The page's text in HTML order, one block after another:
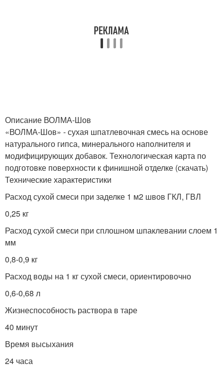
Описание ВОЛМА-Шов
«ВОЛМА-Шов» - сухая шпатлевочная смесь на основе
натурального гипса, минерального наполнителя и
модифицирующих добавок. Технологическая карта по
подготовке поверхности к финишной отделке (скачать)
Технические характеристики
Расход сухой смеси при заделке 1 м2 швов ГКЛ, ГВЛ
0,25 кг
Расход сухой смеси при сплошном шпаклевании слоем 1
мм
0,8-0,9 кг
Расход воды на 1 кг сухой смеси, ориентировочно
0,6-0,68 л
Жизнеспособность раствора в таре
40 минут
Время высыхания
24 часа